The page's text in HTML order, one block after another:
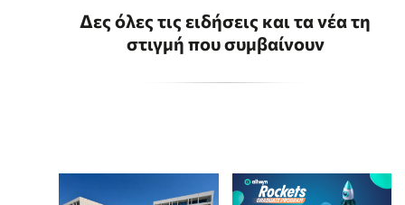
Δες όλες τις ειδήσεις και τα νέα τη
στιγμή που συμβαίνουν